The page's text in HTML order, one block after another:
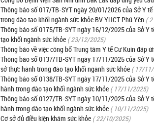
Thông báo số 017/TB-SYT ngày 20/01/2026 của Sở Y
trong đào tạo khối ngành sức khỏe BV YHCT Phú Yên (
Thông báo số 0175/TB-SYT ngày 16/12/2025 của Sở Y
tạo khối ngành sức khỏe ( 23/12/2025)
Thông báo về việc công bố Trung tâm Y tế Cư Kuin đáp
Thông báo số 0137/TB-SYT ngày 17/11/2025 của Sở Y
sở thực hành trong đào tạo khối ngành sức khỏe ( 17/
Thông báo số 0138/TB-SYT ngày 17/11/2025 của Sở Y
hành trong đào tạo khối ngành sức khỏe ( 17/11/2025)
Thông báo số 0127/TB-SYT ngày 10/11/2025 của Sở Y
hành trong đào tạo khối ngành sức khỏe ( 10/11/2025)
Cơ sở đủ điều kiện khám sức khỏe ( 22/10/2025)